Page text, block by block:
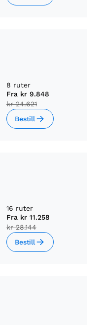
8 ruter
Fra kr 9.848
kr 24.621
Bestill
16 ruter
Fra kr 11.258
kr 28.144
Bestill